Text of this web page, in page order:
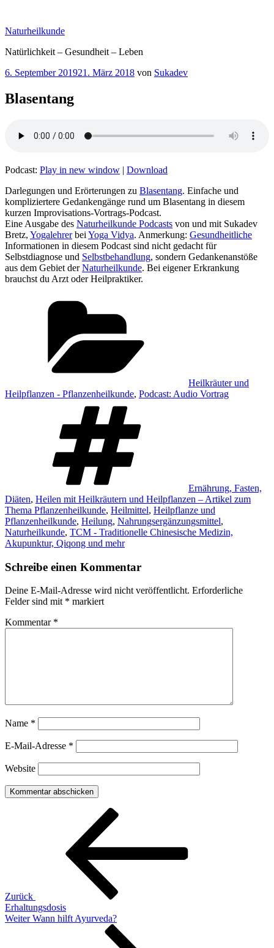
springen
Naturheilkunde
Natürlichkeit – Gesundheit – Leben
Veröffentlicht
6. September 201921. März 2018 von Sukadev
Blasentang
Podcast: Play in new window | Download
Darlegungen und Erörterungen zu Blasentang. Einfache und
kompliziertere Gedankengänge rund um Blasentang in diesem
kurzen Improvisations-Vortrags-Podcast.
Eine Ausgabe des Naturheilkunde Podcasts von und mit Sukadev
Bretz, Yogalehrerbei Yoga Vidya. Anmerkung: Gesundheitliche
Informationen in diesem Podcast sind nicht gedacht für
Selbstdiagnose und Selbstbehandlung, sondern Gedankenanstöße
aus dem Gebiet derNaturheilkunde. Bei eigener Erkrankung
brauchst du Arzt oder Heilpraktiker.
Heilkräuter und
Heilpflanzen - Pflanzenheilkunde, Podcast: Audio Vortrag
Ernährung, Fasten,
Diäten, Heilen mit Heilkräutern und Heilpflanzen – Artikel zum
Thema Pflanzenheilkunde, Heilmittel, Heilpflanze und
Pflanzenheilkunde, Heilung, Nahrungsergänzungsmittel,
Naturheilkunde, TCM - Traditionelle Chinesische Medizin,
Akupunktur, Qiqong und mehr
Schreibe einen Kommentar
Deine E-Mail-Adresse wird nicht veröffentlicht. Erforderliche
Felder sind mit * markiert
Kommentar *
Name *
E-Mail-Adresse *
Website
Beitragsnavigation
Zurück
Erhaltungsdosis
Nächster
Weiter Wann hilft Ayurveda?